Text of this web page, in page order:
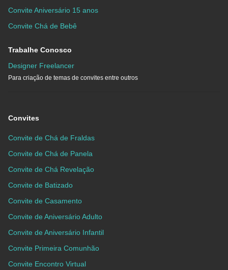
Convite Aniversário 15 anos
Convite Chá de Bebê
Trabalhe Conosco
Designer Freelancer
Para criação de temas de convites entre outros
Convites
Convite de Chá de Fraldas
Convite de Chá de Panela
Convite de Chá Revelação
Convite de Batizado
Convite de Casamento
Convite de Aniversário Adulto
Convite de Aniversário Infantil
Convite Primeira Comunhão
Convite Encontro Virtual